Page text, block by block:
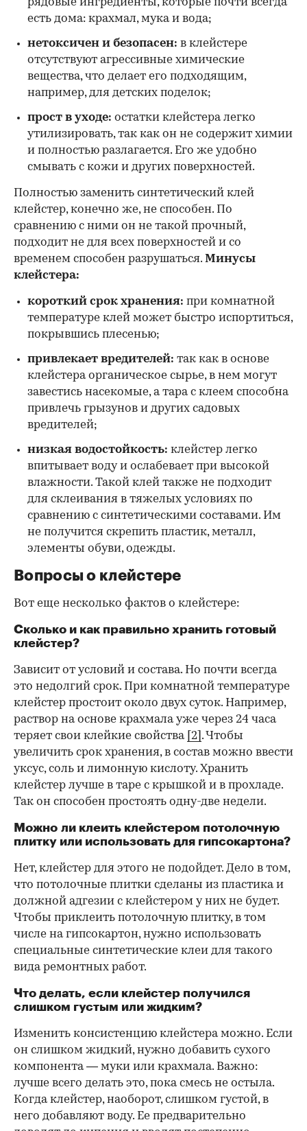
рядовые ингредиенты, которые почти всегда
есть дома: крахмал, мука и вода;
нетоксичен и безопасен: в клейстере
отсутствуют агрессивные химические
вещества, что делает его подходящим,
например, для детских поделок;
прост в уходе: остатки клейстера легко
утилизировать, так как он не содержит химии
и полностью разлагается. Его же удобно
смывать с кожи и других поверхностей.
Полностью заменить синтетический клей
клейстер, конечно же, не способен. По
сравнению с ними он не такой прочный,
подходит не для всех поверхностей и со
временем способен разрушаться. Минусы
клейстера:
короткий срок хранения: при комнатной
температуре клей может быстро испортиться,
покрывшись плесенью;
привлекает вредителей: так как в основе
клейстера органическое сырье, в нем могут
завестись насекомые, а тара с клеем способна
привлечь грызунов и других садовых
вредителей;
низкая водостойкость: клейстер легко
впитывает воду и ослабевает при высокой
влажности. Такой клей также не подходит
для склеивания в тяжелых условиях по
сравнению с синтетическими составами. Им
не получится скрепить пластик, металл,
элементы обуви, одежды.
Вопросы о клейстере
Вот еще несколько фактов о клейстере:
Сколько и как правильно хранить готовый
клейстер?
Зависит от условий и состава. Но почти всегда
это недолгий срок. При комнатной температуре
клейстер простоит около двух суток. Например,
раствор на основе крахмала уже через 24 часа
теряет свои клейкие свойства [2] . Чтобы
увеличить срок хранения, в состав можно ввести
уксус, соль и лимонную кислоту. Хранить
клейстер лучше в таре с крышкой и в прохладе.
Так он способен простоять одну-две недели.
Можно ли клеить клейстером потолочную
плитку или использовать для гипсокартона?
Нет, клейстер для этого не подойдет. Дело в том,
что потолочные плитки сделаны из пластика и
должной адгезии с клейстером у них не будет.
Чтобы приклеить потолочную плитку, в том
числе на гипсокартон, нужно использовать
специальные синтетические клеи для такого
вида ремонтных работ.
Что делать, если клейстер получился
слишком густым или жидким?
Изменить консистенцию клейстера можно. Если
он слишком жидкий, нужно добавить сухого
компонента — муки или крахмала. Важно:
лучше всего делать это, пока смесь не остыла.
Когда клейстер, наоборот, слишком густой, в
него добавляют воду. Ее предварительно